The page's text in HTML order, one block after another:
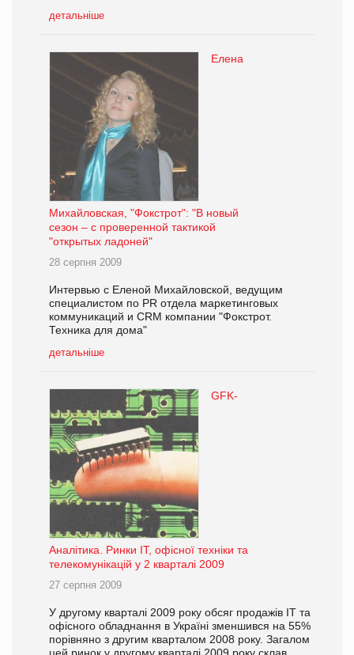
детальніше
Елена
Михайловская, "Фокстрот": "В новый
сезон – с проверенной тактикой
"открытых ладоней"
28 серпня 2009
Интервью с Еленой Михайловской, ведущим
специалистом по PR отдела маркетинговых
коммуникаций и CRM компании "Фокстрот.
Техника для дома"
детальніше
GFK-
Аналітика. Ринки ІТ, офісної техніки та
телекомунікацій у 2 кварталі 2009
27 серпня 2009
У другому кварталі 2009 року обсяг продажів ІТ та
офісного обладнання в Україні зменшився на 55%
порівняно з другим кварталом 2008 року. Загалом
цей ринок у другому кварталі 2009 року склав